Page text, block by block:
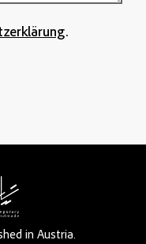
.
in Austria.